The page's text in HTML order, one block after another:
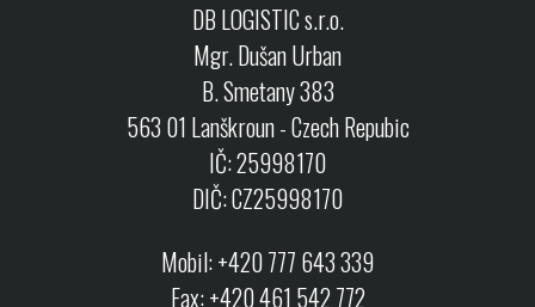
DB LOGISTIC s.r.o.
Mgr. Dušan Urban
B. Smetany 383
563 01 Lanškroun - Czech Repubic
IČ: 25998170
DIČ: CZ25998170
Mobil: +420 777 643 339
Fax: +420 461 542 772